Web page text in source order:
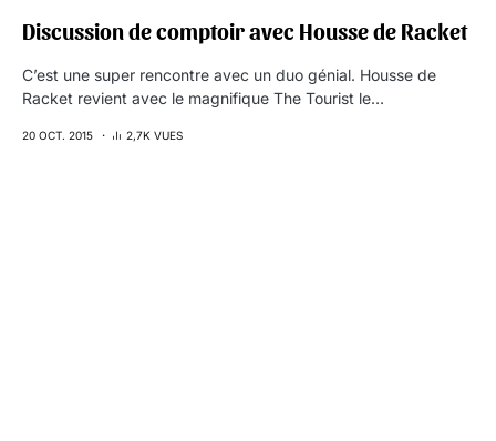
Discussion de comptoir avec Housse de Racket
C’est une super rencontre avec un duo génial. Housse de
Racket revient avec le magnifique The Tourist le…
20 OCT. 2015 2,7K VUES